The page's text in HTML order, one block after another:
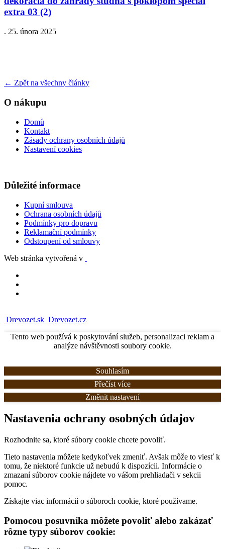
extra 03 (2)
. 25. února 2025
← Zpět na všechny články
O nákupu
Domů
Kontakt
Zásady ochrany osobních údajů
Nastavení cookies
Důležité informace
Kupní smlouva
Ochrana osobních údajů
Podmínky pro dopravu
Reklamační podmínky
Odstoupení od smlouvy
Web stránka vytvořená v
Drevozet.sk Drevozet.cz
Tento web používá k poskytování služeb, personalizaci reklam a
analýze návštěvnosti soubory cookie.
Souhlasím
Přečíst více
Změnit nastavení
Nastavenia ochrany osobných údajov
Rozhodnite sa, ktoré súbory cookie chcete povoliť.
Tieto nastavenia môžete kedykoľvek zmeniť. Avšak môže to viesť k
tomu, že niektoré funkcie už nebudú k dispozícii. Informácie o
zmazaní súborov cookie nájdete vo vášom prehliadači v sekcii
pomoc.
Získajte viac informácií o súboroch cookie, ktoré používame.
Pomocou posuvníka môžete povoliť alebo zakázať
rôzne typy súborov cookie: